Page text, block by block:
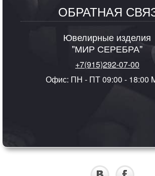
ОБРАТНАЯ
Ювелирные изделия
"МИР СЕРЕБРА"
+7(915)292-07-00
Офис: ПН - ПТ 09:00 - 18:00